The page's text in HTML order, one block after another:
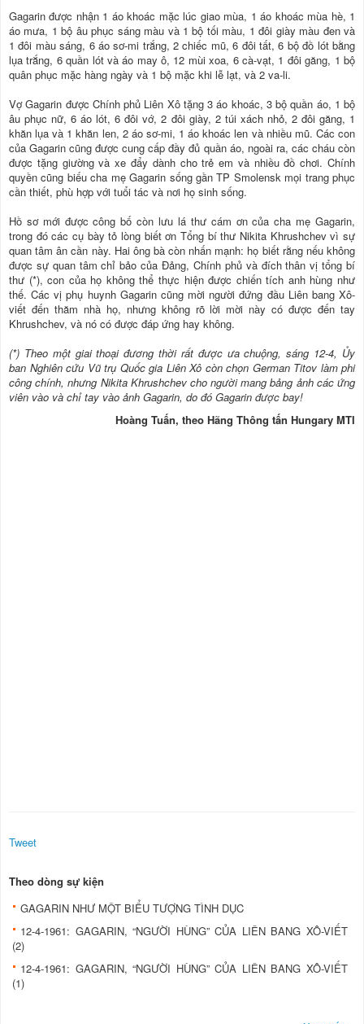
Gagarin được nhận 1 áo khoác mặc lúc giao mùa, 1 áo khoác mùa hè, 1
áo mưa, 1 bộ âu phục sáng màu và 1 bộ tối màu, 1 đôi giày màu đen và
1 đôi màu sáng, 6 áo sơ-mi trắng, 2 chiếc mũ, 6 đôi tất, 6 bộ đồ lót bằng
lụa trắng, 6 quần lót và áo may ô, 12 mùi xoa, 6 cà-vạt, 1 đôi găng, 1 bộ
quân phục mặc hàng ngày và 1 bộ mặc khi lễ lạt, và 2 va-li.
Vợ Gagarin được Chính phủ Liên Xô tặng 3 áo khoác, 3 bộ quần áo, 1 bộ
âu phục nữ, 6 áo lót, 6 đôi vớ, 2 đôi giày, 2 túi xách nhỏ, 2 đôi găng, 1
khăn lụa và 1 khăn len, 2 áo sơ-mi, 1 áo khoác len và nhiều mũ. Các con
của Gagarin cũng được cung cấp đầy đủ quần áo, ngoài ra, các cháu còn
được tặng giường và xe đẩy dành cho trẻ em và nhiều đồ chơi. Chính
quyền cũng biếu cha mẹ Gagarin sống gần TP Smolensk mọi trang phục
cần thiết, phù hợp với tuổi tác và nơi họ sinh sống.
Hồ sơ mới được công bố còn lưu lá thư cám ơn của cha mẹ Gagarin,
trong đó các cụ bày tỏ lòng biết ơn Tổng bí thư Nikita Khrushchev vì sự
quan tâm ân cần này. Hai ông bà còn nhấn mạnh: họ biết rằng nếu không
được sự quan tâm chỉ bảo của Ðảng, Chính phủ và đích thân vị tổng bí
thư (*), con của họ không thể thực hiện được chiến tích anh hùng như
thế. Các vị phụ huynh Gagarin cũng mời người đứng đầu Liên bang Xô-
viết đến thăm nhà họ, nhưng không rõ lời mời này có được đến tay
Khrushchev, và nó có được đáp ứng hay không.
(*) Theo một giai thoại đương thời rất được ưa chuộng, sáng 12-4, Ủy
ban Nghiên cứu Vũ trụ Quốc gia Liên Xô còn chọn German Titov làm phi
công chính, nhưng Nikita Khrushchev cho người mang bảng ảnh các ứng
viên vào và chỉ tay vào ảnh Gagarin, do đó Gagarin được bay!
Hoàng Tuấn, theo Hãng Thông tấn Hungary MTI
Tweet
Theo dòng sự kiện
GAGARIN NHƯ MỘT BIỂU TƯỢNG TÌNH DỤC
12-4-1961: GAGARIN, “NGƯỜI HÙNG” CỦA LIÊN BANG XÔ-VIẾT
(2)
12-4-1961: GAGARIN, “NGƯỜI HÙNG” CỦA LIÊN BANG XÔ-VIẾT
(1)